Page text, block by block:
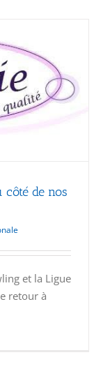
côté de nos
et la Ligue
retour à